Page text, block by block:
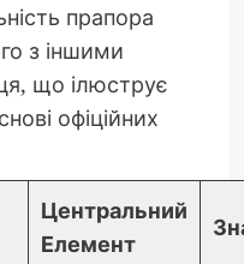
прапора
з іншими
що ілюструє
офіційних
Центральний
Елемент